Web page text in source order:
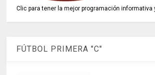
Clic para tener la mejor programación informativa
FÚTBOL PRIMERA "C"